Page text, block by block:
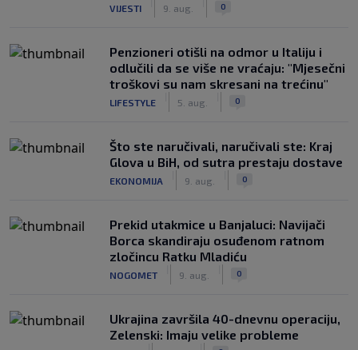
VIJESTI 9. aug. 0
Penzioneri otišli na odmor u Italiju i
odlučili da se više ne vraćaju: "Mjesečni
troškovi su nam skresani na trećinu"
LIFESTYLE 5. aug. 0
Što ste naručivali, naručivali ste: Kraj
Glova u BiH, od sutra prestaju dostave
EKONOMIJA 9. aug. 0
Prekid utakmice u Banjaluci: Navijači
Borca skandiraju osuđenom ratnom
zločincu Ratku Mladiću
NOGOMET 9. aug. 0
Ukrajina završila 40-dnevnu operaciju,
Zelenski: Imaju velike probleme